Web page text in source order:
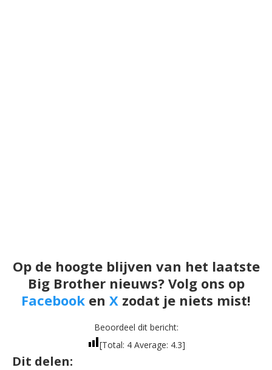
Op de hoogte blijven van het laatste
Big Brother nieuws? Volg ons op
Facebook en X zodat je niets mist!
Beoordeel dit bericht:
[Total: 4Average: 4.3]
Dit delen: